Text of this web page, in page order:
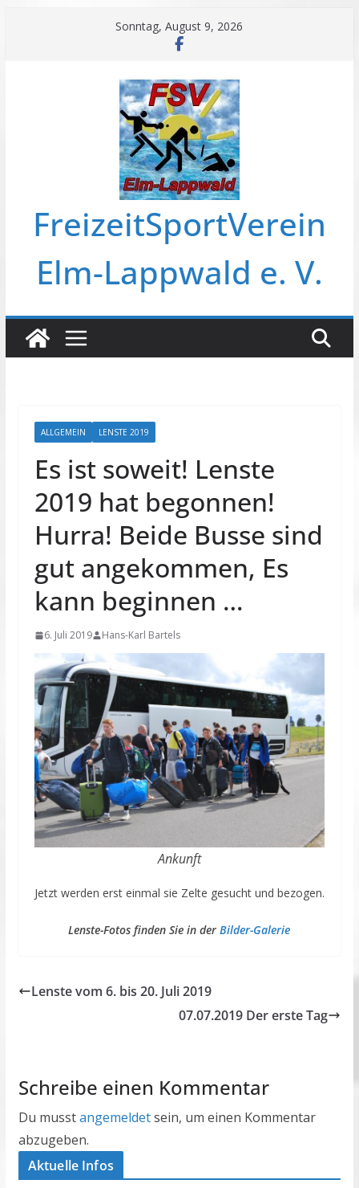
Sonntag, August 9, 2026
FreizeitSportVerein
Elm-Lappwald e. V.
ALLGEMEIN LENSTE 2019
Es ist soweit! Lenste
2019 hat begonnen!
Hurra! Beide Busse sind
gut angekommen, Es
kann beginnen …
6. Juli 2019 Hans-Karl Bartels
Ankunft
Jetzt werden erst einmal sie Zelte gesucht und bezogen.
Lenste-Fotos finden Sie in derBilder-Galerie
Lenste vom 6. bis 20. Juli 2019
07.07.2019 Der erste Tag
Schreibe einen Kommentar
Du musstangemeldetsein, um einen Kommentar
abzugeben.
Aktuelle Infos